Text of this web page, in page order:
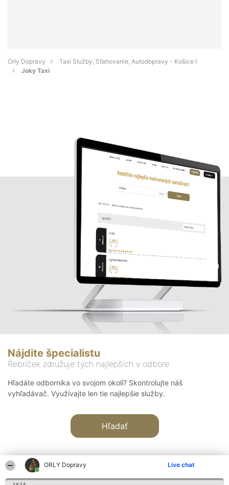
ORLY Dopravy Live chat
Orly Dopravy
Taxi Služby, Sťahovanie, Autodopravy - Košice I
Joky Taxi
Nájdite špecialistu
Rebríček združuje tých najlepších v odbore
Hľadáte odborníka vo svojom okolí? Skontrolujte náš
vyhľadávač. Využívajte len tie najlepšie služby.
Hľadať